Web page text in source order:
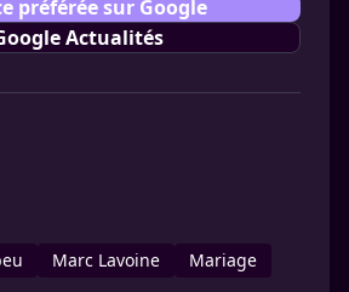
préférée sur Google
Actualités
Marc Lavoine Mariage